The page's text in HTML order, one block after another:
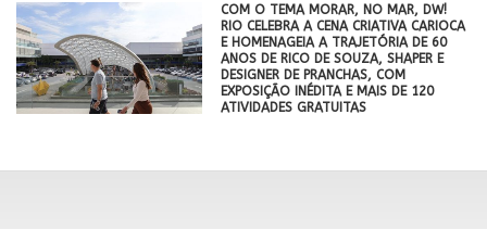
COM O TEMA MORAR, NO MAR, DW!
RIO CELEBRA A CENA CRIATIVA CARIOCA
E HOMENAGEIA A TRAJETÓRIA DE 60
ANOS DE RICO DE SOUZA, SHAPER E
DESIGNER DE PRANCHAS, COM
EXPOSIÇÃO INÉDITA E MAIS DE 120
ATIVIDADES GRATUITAS